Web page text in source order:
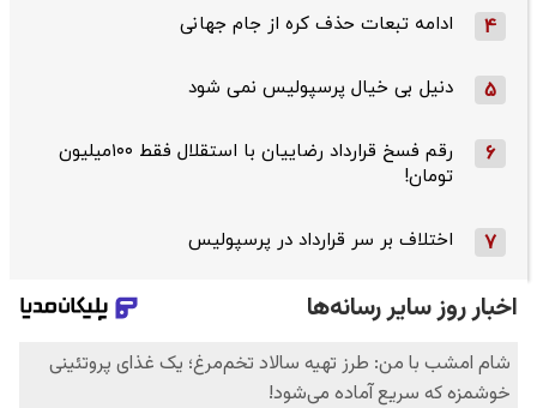
4 ادامه تبعات حذف کره از جام جهانی
5 دنیل بی خیال پرسپولیس نمی شود
6
رقم فسخ قرارداد رضاییان با استقلال فقط ۱۰۰میلیون
تومان!
7 اختلاف بر سر قرارداد در پرسپولیس